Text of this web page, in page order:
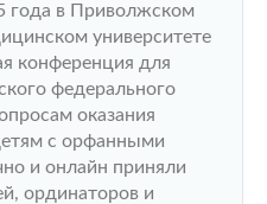
года в Приволжском
университете
конференция для
федерального
оказания
с орфанными
и онлайн приняли
ординаторов и